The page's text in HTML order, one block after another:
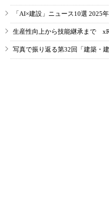
「AI×建設」ニュース10選 2025
生産性向上から技能継承まで
写真で振り返る第32回「建築・建